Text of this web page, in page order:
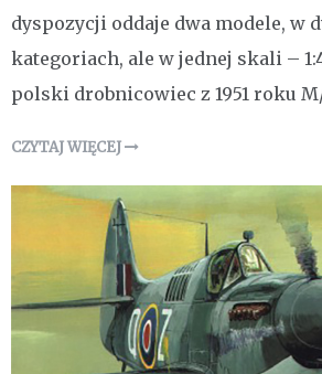
dyspozycji oddaje dwa modele, w
kategoriach, ale w jednej skali –
polski drobnicowiec z 1951 roku
CZYTAJ WIĘCEJ